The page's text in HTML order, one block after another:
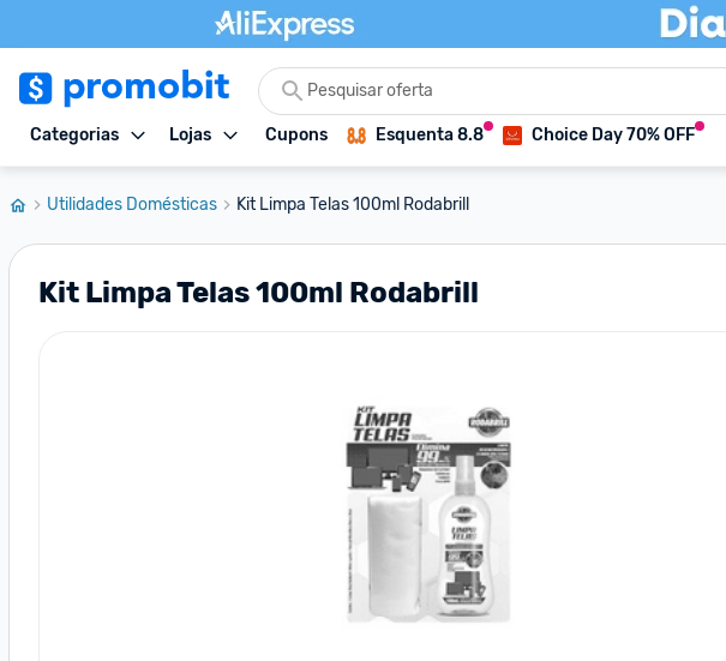
Categorias Lojas Cupons Esquenta 8.8 Choice Day 70% OFF
Utilidades Domésticas Kit Limpa Telas 100ml Rodabrill
Kit Limpa Telas 100ml Rodabrill